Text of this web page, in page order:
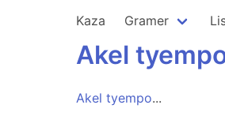
Kaza Gramer
Akel
Akel tyempo...